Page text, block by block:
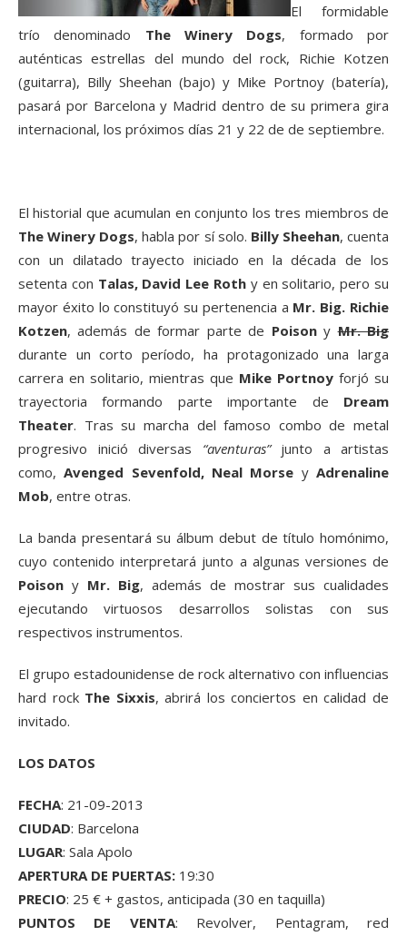
El formidable
trío denominado The Winery Dogs, formado por
auténticas estrellas del mundo del rock, Richie Kotzen
(guitarra), Billy Sheehan (bajo) y Mike Portnoy (batería),
pasará por Barcelona y Madrid dentro de su primera gira
internacional, los próximos días 21 y 22 de de septiembre.
El historial que acumulan en conjunto los tres miembros de
The Winery Dogs, habla por sí solo. Billy Sheehan, cuenta
con un dilatado trayecto iniciado en la década de los
setenta con Talas, David Lee Roth y en solitario, pero su
mayor éxito lo constituyó su pertenencia a Mr. Big. Richie
Kotzen, además de formar parte de PoisonyMr. Big
durante un corto período, ha protagonizado una larga
carrera en solitario, mientras que Mike Portnoy forjó su
trayectoria formando parte importante de Dream
Theater. Tras su marcha del famoso combo de metal
progresivo inició diversas “aventuras”junto a artistas
como,Avenged Sevenfold, Neal Morse yAdrenaline
Mob, entre otras.
La banda presentará su álbum debut de título homónimo,
cuyo contenido interpretará junto a algunas versiones de
Poison y Mr. Big, además de mostrar sus cualidades
ejecutando virtuosos desarrollos solistas con sus
respectivos instrumentos.
El grupo estadounidense de rock alternativo con influencias
hard rock The Sixxis, abrirá los conciertos en calidad de
invitado.
LOS DATOS
FECHA: 21-09-2013
CIUDAD: Barcelona
LUGAR: Sala Apolo
APERTURA DE PUERTAS: 19:30
PRECIO: 25 € + gastos, anticipada (30 en taquilla)
PUNTOS DE VENTA: Revolver, Pentagram, red